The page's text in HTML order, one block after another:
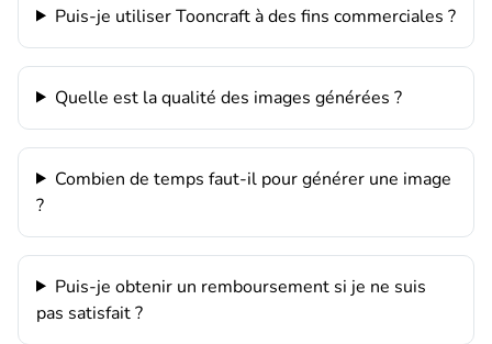
Puis-je utiliser Tooncraft à des fins commerciales ?
Quelle est la qualité des images générées ?
Combien de temps faut-il pour générer une image
?
Puis-je obtenir un remboursement si je ne suis
pas satisfait ?